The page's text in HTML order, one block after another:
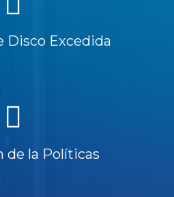
Disco Excedida
de la Políticas